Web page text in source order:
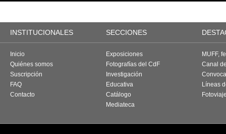
INSTITUCIONALES SECCIONES
Inicio
Quiénes somos
Suscripción
FAQ
Contacto
Exposiciones
Fotografías del CdF
Investigación
Educativa
Catálogo
Mediateca
MUFF,
Canal
Líneas